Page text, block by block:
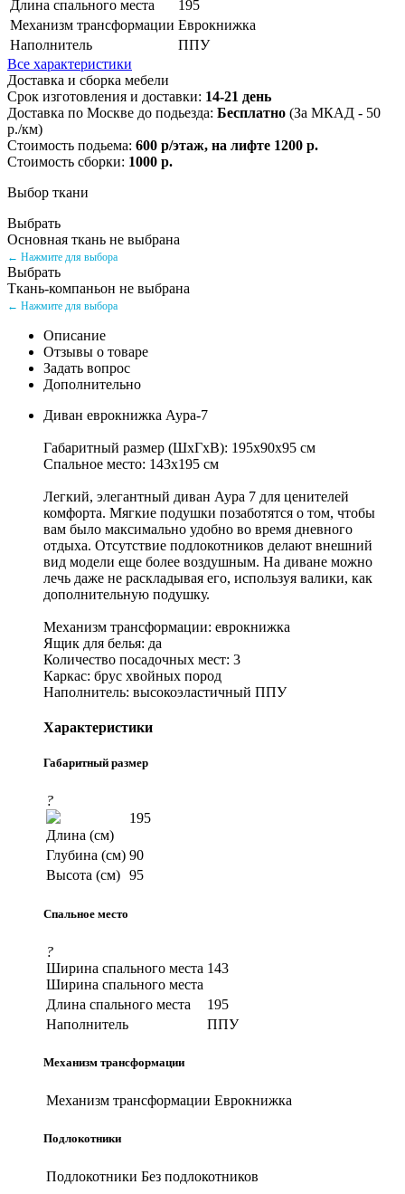
Длина спального места
195
Механизм трансформации Еврокнижка
Наполнитель
ППУ
Все характеристики
Доставка и сборка мебели
Срок изготовления и доставки: 14-21 день
Доставка по Москве до подьезда: Бесплатно (За МКАД - 50
р./км)
Стоимость подьема: 600 р/этаж, на лифте 1200 р.
Стоимость сборки: 1000 р.
Выбор ткани
Выбрать
Основная ткань не выбрана
← Нажмите для выбора
Выбрать
Ткань-компаньон не выбрана
← Нажмите для выбора
Описание
Отзывы о товаре
Задать вопрос
Дополнительно
Диван еврокнижка Аура-7
Габаритный размер (ШхГхВ): 195х90х95 см
Спальное место: 143х195 см
Легкий, элегантный диван Аура 7 для ценителей
комфорта. Мягкие подушки позаботятся о том, чтобы
вам было максимально удобно во время дневного
отдыха. Отсутствие подлокотников делают внешний
вид модели еще более воздушным. На диване можно
лечь даже не раскладывая его, используя валики, как
дополнительную подушку.
Механизм трансформации: еврокнижка
Ящик для белья: да
Количество посадочных мест: 3
Каркас: брус хвойных пород
Наполнитель: высокоэластичный ППУ
Характеристики
Габаритный размер
?
Длина (см)
195
Глубина (см) 90
Высота (см) 95
Спальное место
?
Ширина спального места
Ширина спального места
143
Длина спального места
195
Наполнитель
ППУ
Механизм трансформации
Механизм трансформации Еврокнижка
Подлокотники
Подлокотники Без подлокотников